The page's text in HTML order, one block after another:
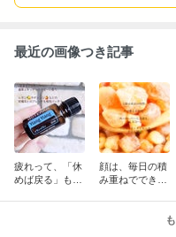
最近の画像つき記事
疲れって、「休
めば戻る」も
顔は、毎日の積
み重ねでできて